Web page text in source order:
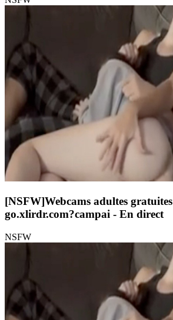
[NSFW]Webcams adultes gratuites
go.xlirdr.com?campai - En direct
NSFW